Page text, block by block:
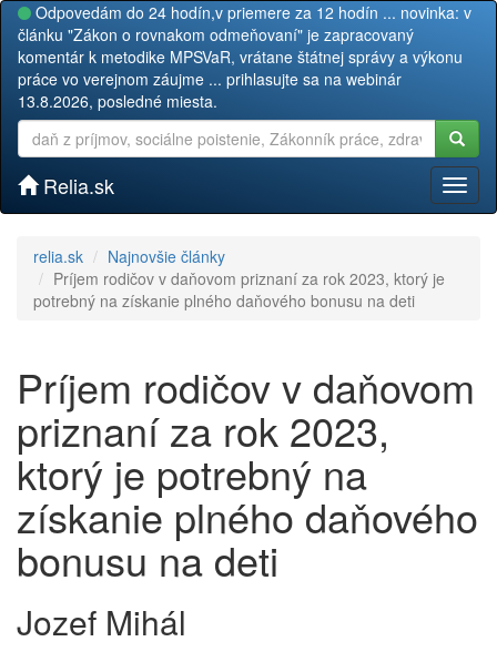
Odpovedám do 24 hodín,v priemere za 12 hodín ... novinka: v
článku "Zákon o rovnakom odmeňovaní" je zapracovaný
komentár k metodike MPSVaR, vrátane štátnej správy a výkonu
práce vo verejnom záujme ... prihlasujte sa na webinár
13.8.2026, posledné miesta.
Relia.sk
relia.sk
Najnovšie články
Príjem rodičov v daňovom priznaní za rok 2023, ktorý je
potrebný na získanie plného daňového bonusu na deti
Príjem rodičov v daňovom
priznaní za rok 2023,
ktorý je potrebný na
získanie plného daňového
bonusu na deti
Jozef Mihál